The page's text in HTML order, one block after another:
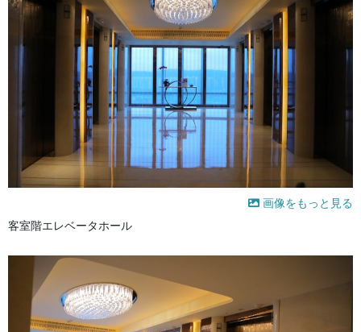
画像をもっと見る
客室階エレベータホール